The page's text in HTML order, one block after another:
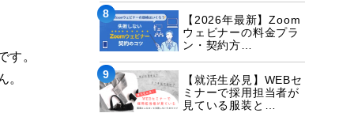
す。
。
8
【2026年最新】Zoom
ウェビナーの料金プラ
ン・契約方…
9
【就活生必見】WEBセ
ミナーで採用担当者が
見ている服装と…